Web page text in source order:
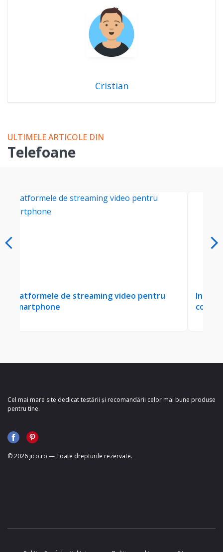
Cristian
ULTIMELE ARTICOLE DIN
Telefoane
Platformele de streaming video pentru
smartphone
Cel mai mare site dedicat testării și recomandării celor mai bune produse
pentru tine.
© 2026 jico.ro — Toate drepturile rezervate.